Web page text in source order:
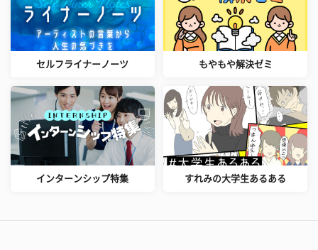
セルフライナーノーツ もやもや解決ゼミ
インターンシップ特集 すれみの大学生あるある